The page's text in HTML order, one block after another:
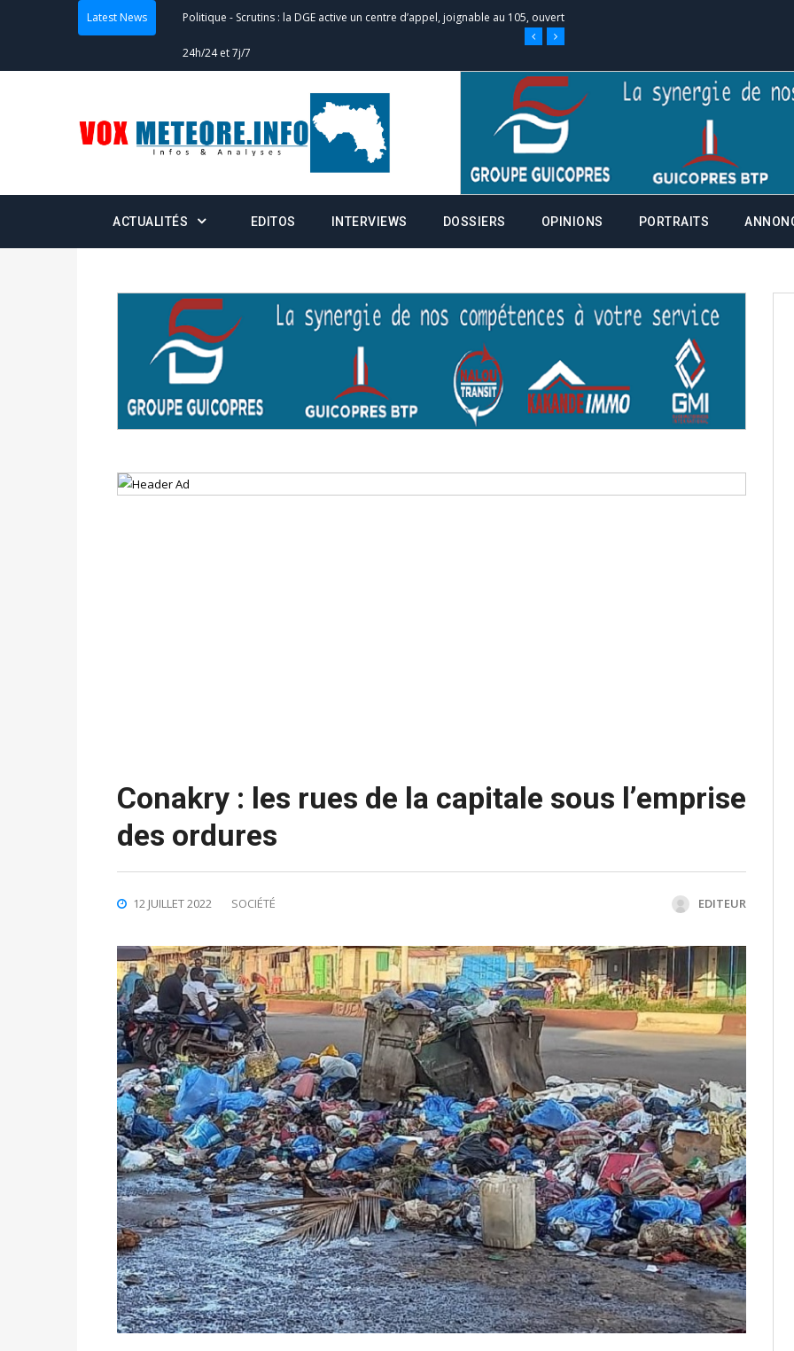
Latest News Politique - Scrutins : la DGE active un centre d’appel, joignable au 105, ouvert
24h/24 et 7j/7
Double scrutin du 31 mai : fin des campagnes ce jeudi 28 mai à
minuit
Actualités - Communiqué relatif à la délivrance de la fiche de procuration
Politique-Convocation des membres des Commissions Administratives de
Centralisation des Votes (CACV) à une prestation de serment et à une
Politique Candidats : désignez vos représentants aux CACV (centralisation
des votes) avant le 16 mai à 16h
Politique Double scrutin du 31 mai : retrait des cartes d’électeurs possible
du 16 au 31 mai 2026
avant le 16 mai 2026 à 16h
ACTUALITÉS EDITOS INTERVIEWS DOSSIERS OPINIONS PORTRAITS
Conakry : les rues de la capitale sous l’emprise
des ordures
12 JUILLET 2022 SOCIÉTÉ EDITEUR